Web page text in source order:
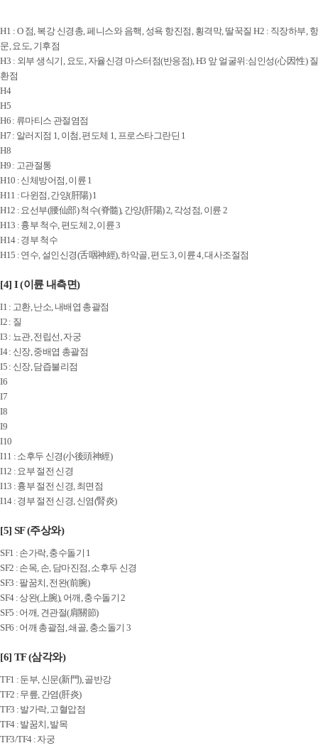
H1 : O 점, 복강 신경총, 페니스와 음핵, 성욕 항진점, 횡격막, 딸꾹질 H2 : 직장하부, 항
문, 요도, 기후점
H3 : 외부 생식기, 요도, 자율신경 마스터점(반응점), H3 앞 얼굴위:심인성(心因性) 질
환점
H4
H5
H6 : 류마티스 관절염점
H7 : 알러지점 1, 이첨, 편도체 1, 프로스타그란딘 1
H8
H9 : 고관절통
H10 : 신체방어점, 이륜 1
H11 : 다윈점, 간양(肝陽) 1
H12 : 요선부(腰仙部) 척수(脊髓), 간양(肝陽) 2, 각성점, 이륜 2
H13 : 흉부 척수, 편도체 2, 이륜 3
H14 : 경부 척수
H15 : 연수, 설인신경(舌咽神經), 하악골, 편도 3, 이륜 4, 대사조절점
[4] I (이륜 내측면)
I1 : 고환, 난소, 내배엽 총괄점
I2 : 질
I3 : 뇨관, 전립선, 자궁
I4 : 신장, 중배엽 총괄점
I5 : 신장, 담즙불리점
I6
I7
I8
I9
I10
I11 : 소후두 신경(小後頭神經)
I12 : 요부 절전 신경
I13 : 흉부 절전 신경, 최면점
I14 : 경부 절전 신경, 신염(腎炎)
[5] SF (주상와)
SF1 : 손가락, 충수돌기 1
SF2 : 손목, 손, 담마진점, 소후두 신경
SF3 : 팔꿈치, 전완(前腕)
SF4 : 상완(上腕), 어깨, 충수돌기 2
SF5 : 어깨, 견관절(肩關節)
SF6 : 어깨 총괄점, 쇄골, 충소돌기 3
[6] TF (삼각와)
TF1 : 둔부, 신문(新門), 골반강
TF2 : 무릎, 간염(肝炎)
TF3 : 발가락, 고혈압점
TF4 : 발꿈치, 발목
TF3/TF4 : 자궁